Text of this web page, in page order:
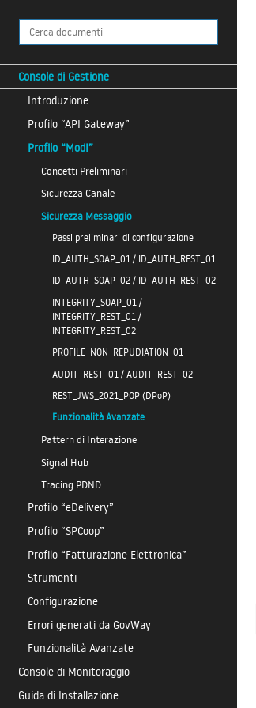
Console di Gestione
Introduzione
Profilo “API Gateway”
Profilo “ModI”
Concetti Preliminari
Sicurezza Canale
Sicurezza Messaggio
Passi preliminari di configurazione
ID_AUTH_SOAP_01 / ID_AUTH_REST_01
ID_AUTH_SOAP_02 / ID_AUTH_REST_02
INTEGRITY_SOAP_01 /
INTEGRITY_REST_01 /
INTEGRITY_REST_02
PROFILE_NON_REPUDIATION_01
AUDIT_REST_01 / AUDIT_REST_02
REST_JWS_2021_POP (DPoP)
Funzionalità Avanzate
Pattern di Interazione
Signal Hub
Tracing PDND
Profilo “eDelivery”
Profilo “SPCoop”
Profilo “Fatturazione Elettronica”
Strumenti
Configurazione
Errori generati da GovWay
Funzionalità Avanzate
Console di Monitoraggio
Guida di Installazione